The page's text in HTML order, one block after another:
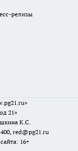
релизы
21»
К.С.
red@pg21.ru
16+